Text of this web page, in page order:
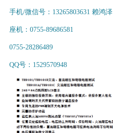
手机/微信号：13265803631 赖鸿泽
座机：0755-89686581
0755-28286489
QQ号：1529570948